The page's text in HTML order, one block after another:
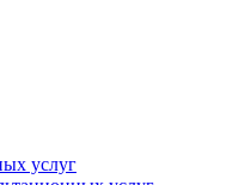
услуг